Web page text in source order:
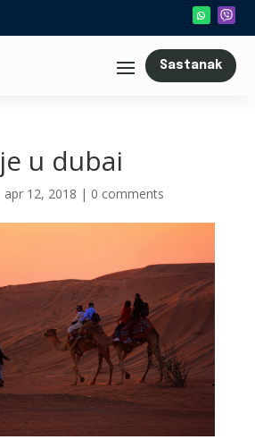
Sastanak
u dubai
apr 12, 2018 | 0 comments